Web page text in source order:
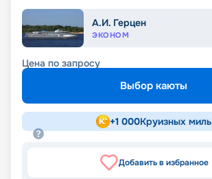
А.И. Герцен
ЭКОНОМ
Цена по запросу
Выбор каюты
+1 000Круизных миль
Добавить в избранное